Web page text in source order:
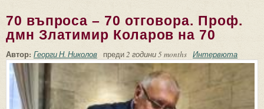
70 въпроса – 70 отговора. Проф.
дмн Златимир Коларов на 70
Автор: Георги Н. Николов преди2 години 5 months Интервюта